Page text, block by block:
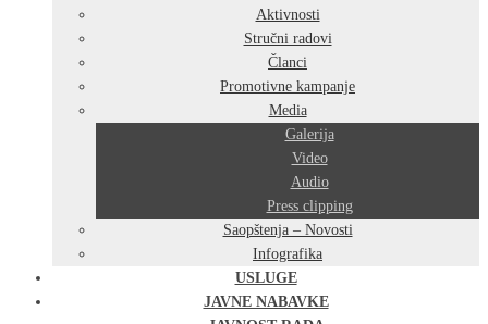
Aktivnosti
Stručni radovi
Članci
Promotivne kampanje
Media
Galerija
Video
Audio
Press clipping
Saopštenja – Novosti
Infografika
USLUGE
JAVNE NABAVKE